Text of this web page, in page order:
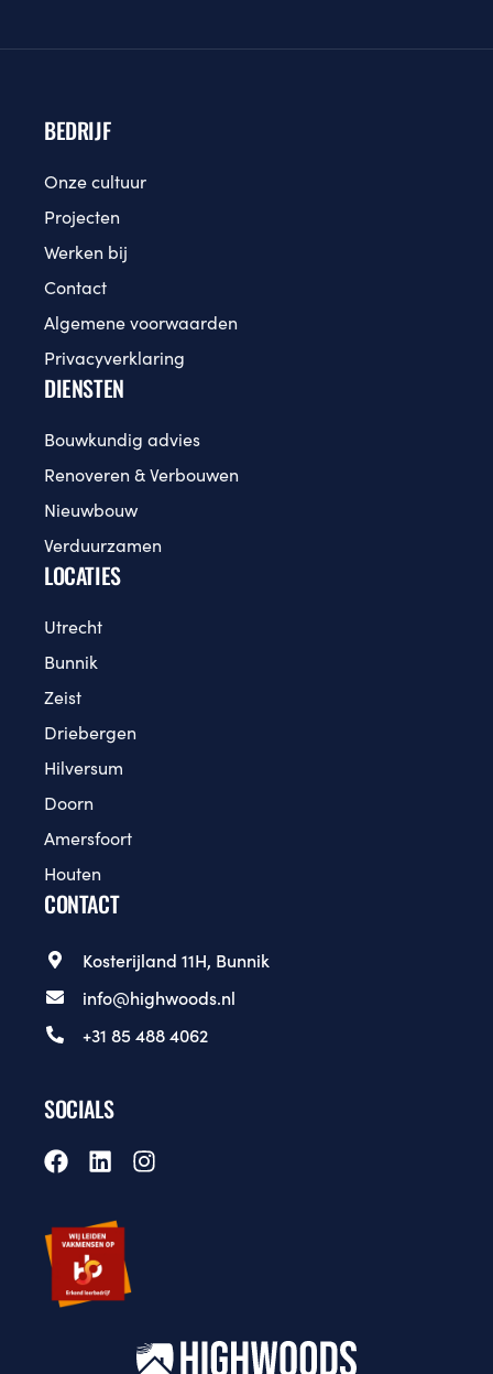
CONTACT
Kosterijland 11H, Bunnik
info@highwoods.nl
+31 85 488 4062
SOCIALS
BEDRIJF
Onze cultuur
Projecten
Werken bij
Contact
Algemene voorwaarden
Privacyverklaring
DIENSTEN
Bouwkundig advies
Renoveren & Verbouwen
Nieuwbouw
Verduurzamen
LOCATIES
Utrecht
Bunnik
Zeist
Driebergen
Hilversum
Doorn
Amersfoort
Houten